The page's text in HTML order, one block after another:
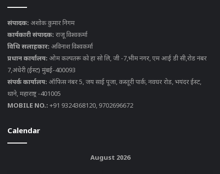
संपादक: अशोक कुमार निगम
कार्यकारी संपादक: राजू विश्वकर्मा
विधि सलाहकार: अविनाश विश्वकर्मा
प्रधान कार्यालय: ओम कल्पतरू को हा सो लि, जी -7,भीम नगर, एम आई डी सी,रोड नंबर
7,अंधेरी (ईस्ट) मुंबई-400093
संपर्क कार्यालय: ऑफिस नंबर 5, जय साई पूजा, कस्तूरी पार्क, नवघर रोड, भयंदर ईस्ट,
थाने, महाराष्ट्र -401005
MOBILE NO.: +91 9324368120, 9702696672
Calendar
August 2026